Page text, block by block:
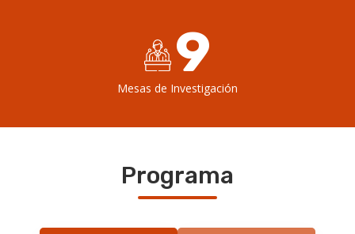
9
Mesas de Investigación
Programa